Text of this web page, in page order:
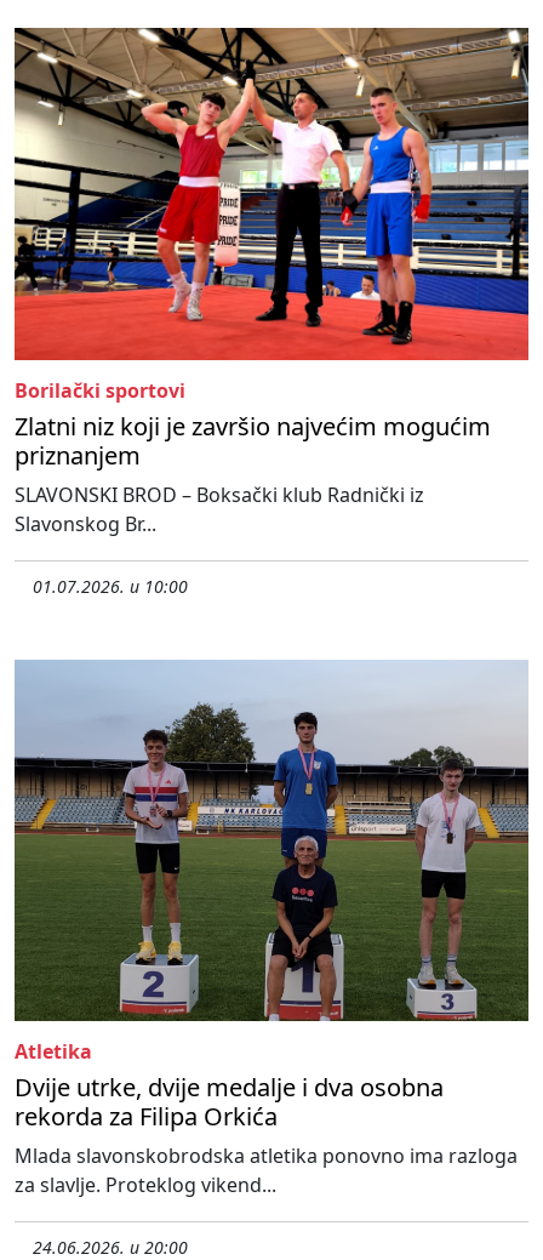
Borilački sportovi
Zlatni niz koji je završio najvećim mogućim
priznanjem
SLAVONSKI BROD – Boksački klub Radnički iz
Slavonskog Br...
01.07.2026. u 10:00
Atletika
Dvije utrke, dvije medalje i dva osobna
rekorda za Filipa Orkića
Mlada slavonskobrodska atletika ponovno ima razloga
za slavlje. Proteklog vikend...
24.06.2026. u 20:00